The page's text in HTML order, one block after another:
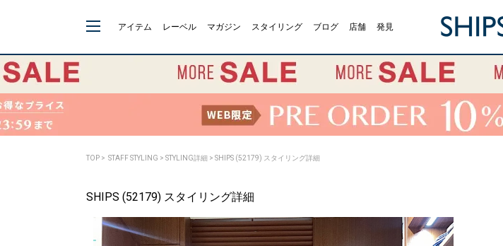
アイテム レーベル マガジン スタイリング ブログ 店舗 発見
TOP > STAFF STYLING > STYLING詳細 > SHIPS (52179) スタイリング詳細
SHIPS (52179) スタイリング詳細